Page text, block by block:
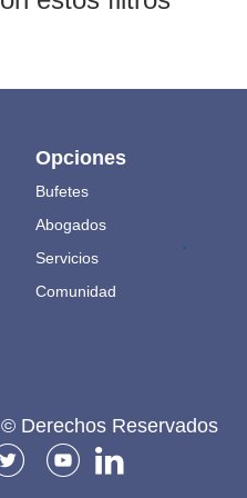
Opciones
Bufetes
Abogados
Servicios
Comunidad
.
© Derechos Reservados